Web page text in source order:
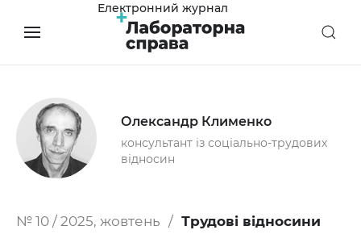
Електронний журнал
Олександр Клименко
консультант із соціально-трудових
відносин
№ 10 / 2025, жовтень Трудові відносини